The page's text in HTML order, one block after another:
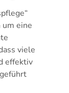
eine
viele
effektiv